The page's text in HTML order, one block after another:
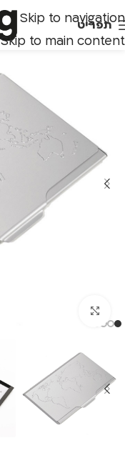
Skip to navigation
Skip to main content
תפריט